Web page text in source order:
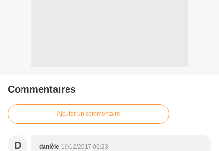
Commentaires
Ajouter un commentaire
D danièle 10/12/2017 06:23